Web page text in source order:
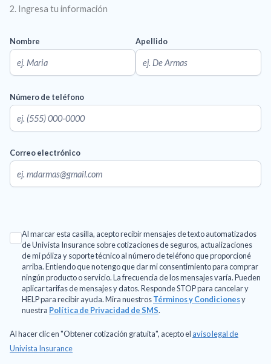
2. Ingresa tu información
Nombre Apellido
Número de teléfono
Correo electrónico
Al marcar esta casilla, acepto recibir mensajes de texto automatizados
de Univista Insurance sobre cotizaciones de seguros, actualizaciones
de mi póliza y soporte técnico al número de teléfono que proporcioné
arriba. Entiendo que no tengo que dar mi consentimiento para comprar
ningún producto o servicio. La frecuencia de los mensajes varía. Pueden
aplicar tarifas de mensajes y datos. Responde STOP para cancelar y
HELP para recibir ayuda. Mira nuestrosTérminos y Condicionesy
nuestra Política de Privacidad de SMS.
Al hacer clic en "Obtener cotización gratuita", acepto el aviso legal de
Univista Insurance